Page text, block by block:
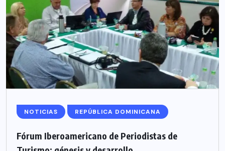
NOTICIAS REPÚBLICA DOMINICANA
Fórum Iberoamericano de Periodistas de